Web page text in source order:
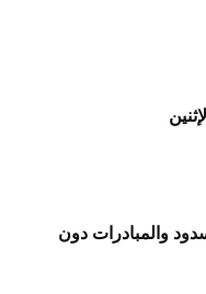
والمبادرات دون